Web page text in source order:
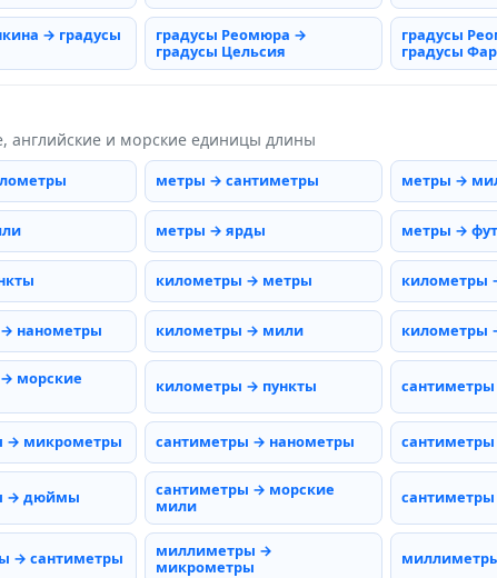
→ градусы
градусы Реомюра →
градусы Цельсия
градусы
градусы
английские и морские единицы длины
метры → сантиметры метры →
метры → ярды метры →
километры → метры километры
нанометры километры → мили километры
морские
километры → пункты
→ микрометры сантиметры → нанометры
→ дюймы
сантиметры → морские
мили
→ сантиметры
миллиметры →
микрометры